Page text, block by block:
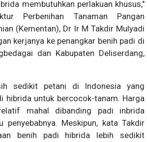
membutuhkan perlakuan khusus,"
Perbenihan Tanaman Pangan
(Kementan), Dr Ir M Takdir Mulyadi
kerjanya ke penangkar benih padi di
dan Kabupaten Deliserdang,
sedikit petani di Indonesia yang
hibrida untuk bercocok-tanam. Harga
mahal dibanding padi inbrida
penyebabnya. Meskipun, kata Takdir
benih padi hibrida lebih sedikit